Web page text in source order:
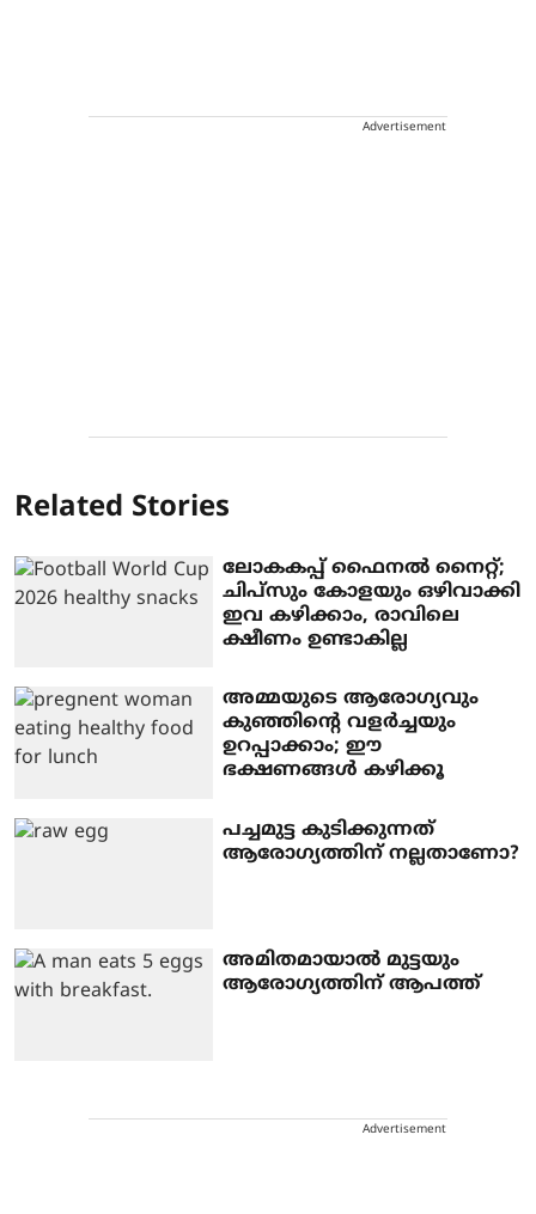
Advertisement
Related Stories
ലോകകപ്പ് ഫൈനൽ നൈറ്റ്;
ചിപ്സും കോളയും ഒഴിവാക്കി
ഇവ കഴിക്കാം, രാവിലെ
ക്ഷീണം ഉണ്ടാകില്ല
അമ്മയുടെ ആരോഗ്യവും
കുഞ്ഞിന്റെ വളർച്ചയും
ഉറപ്പാക്കാം; ഈ
ഭക്ഷണങ്ങൾ കഴിക്കൂ
പച്ചമുട്ട കുടിക്കുന്നത്
ആരോഗ്യത്തിന് നല്ലതാണോ?
അമിതമായാൽ മുട്ടയും
ആരോ​ഗ്യത്തിന് ആപത്ത്
Advertisement